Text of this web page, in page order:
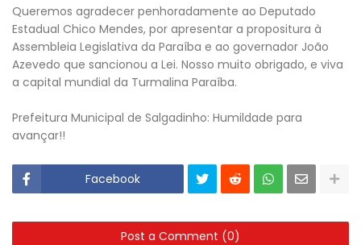
Queremos agradecer penhoradamente ao Deputado
Estadual Chico Mendes, por apresentar a propositura à
Assembleia Legislativa da Paraíba e ao governador João
Azevedo que sancionou a Lei. Nosso muito obrigado, e viva
a capital mundial da Turmalina Paraíba.
Prefeitura Municipal de Salgadinho: Humildade para
avançar!!
Facebook
Post a Comment (0)